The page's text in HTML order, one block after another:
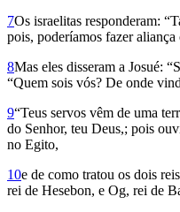
7Os israelitas responderam:
pois, poderíamos fazer aliança
8Mas eles disseram a Josué:
“Quem sois vós? De onde
9“Teus servos vêm de uma
do Senhor, teu Deus,; pois
no Egito,
10e de como tratou os dois
rei de Hesebon, e Og, rei de